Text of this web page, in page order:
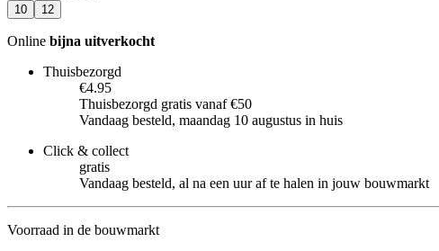
10 12
Online bijna uitverkocht
Thuisbezorgd
€4.95
Thuisbezorgd gratis vanaf €50
Vandaag besteld, maandag 10 augustus in huis
Click & collect
gratis
Vandaag besteld, al na een uur af te halen in jouw bouwmarkt
Voorraad in de bouwmarkt